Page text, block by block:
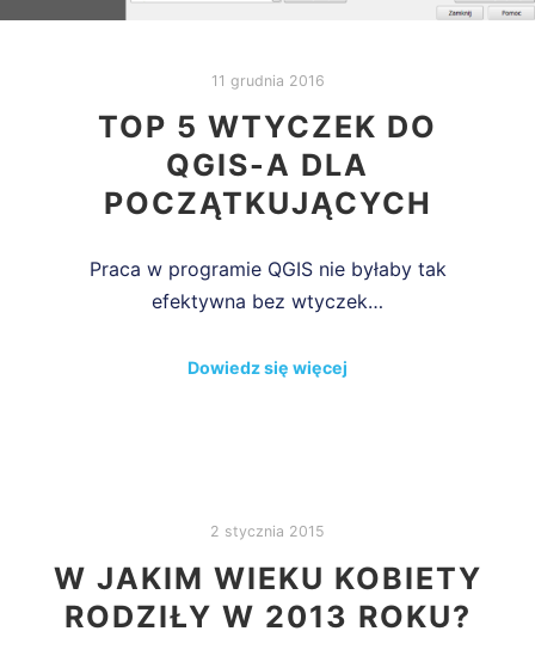
11 grudnia 2016
TOP 5 WTYCZEK DO
QGIS-A DLA
POCZĄTKUJĄCYCH
Praca w programie QGIS nie byłaby tak
efektywna bez wtyczek…
Dowiedz się więcej
2 stycznia 2015
W JAKIM WIEKU KOBIETY
RODZIŁY W 2013 ROKU?